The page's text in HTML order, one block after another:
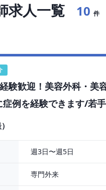
求人一覧 10 件
経験歓迎！美容外科・
例を経験できます/若
週3日〜週5日
専門外来